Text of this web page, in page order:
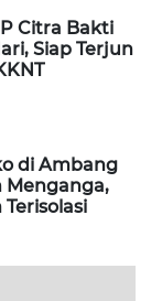
Citra Bakti
Siap Terjun
di Ambang
Menganga,